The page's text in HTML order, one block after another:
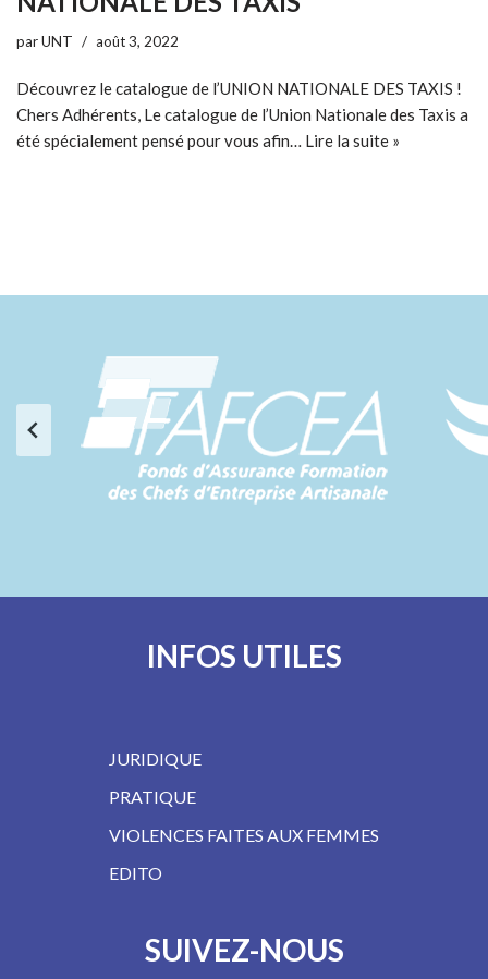
parUNT août 3, 2022
Découvrez le catalogue de l’UNION NATIONALE DES TAXIS !
Chers Adhérents, Le catalogue de l’Union Nationale des Taxis a
été spécialement pensé pour vous afin… Lire la suite »
INFOS UTILES
JURIDIQUE
PRATIQUE
VIOLENCES FAITES AUX FEMMES
EDITO
SUIVEZ-NOUS